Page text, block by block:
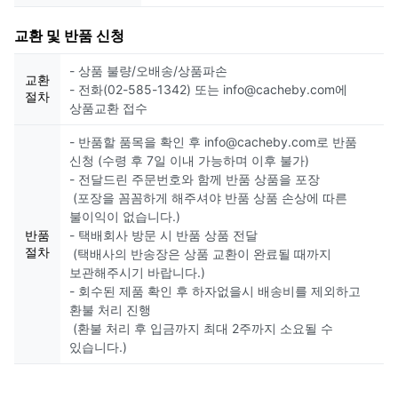
교환 및 반품 신청
교환
절차
- 상품 불량/오배송/상품파손
- 전화(02-585-1342) 또는 info@cacheby.com에
상품교환 접수
반품
절차
- 반품할 품목을 확인 후 info@cacheby.com로 반품
신청 (수령 후 7일 이내 가능하며 이후 불가)
- 전달드린 주문번호와 함께 반품 상품을 포장
(포장을 꼼꼼하게 해주셔야 반품 상품 손상에 따른
불이익이 없습니다.)
- 택배회사 방문 시 반품 상품 전달
(택배사의 반송장은 상품 교환이 완료될 때까지
보관해주시기 바랍니다.)
- 회수된 제품 확인 후 하자없을시 배송비를 제외하고
환불 처리 진행
(환불 처리 후 입금까지 최대 2주까지 소요될 수
있습니다.)